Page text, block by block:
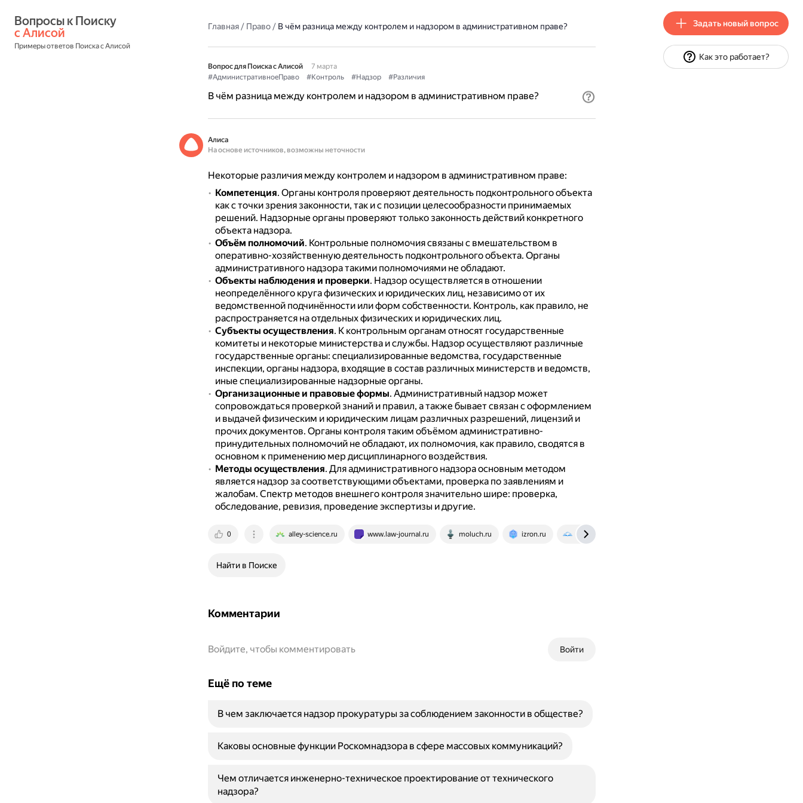
с Алисой
Примеры ответов Поиска с Алисой
Главная/ Право/ В чём разница между контролем и надзором в административном праве?
Вопрос для Поиска с Алисой
7 марта
#АдминистративноеПраво
#Контроль #Надзор #Различия
В чём разница между контролем и надзором в административном праве?
Алиса
На основе источников, возможны неточности
Некоторые различия между контролем и надзором в административном праве:
Компетенция. Органы контроля проверяют деятельность подконтрольного объекта
как с точки зрения законности, так и с позиции целесообразности принимаемых
решений. Надзорные органы проверяют только законность действий конкретного
объекта надзора.
Объём полномочий. Контрольные полномочия связаны с вмешательством в
оперативно-хозяйственную деятельность подконтрольного объекта. Органы
административного надзора такими полномочиями не обладают.
Объекты наблюдения и проверки. Надзор осуществляется в отношении
неопределённого круга физических и юридических лиц, независимо от их
ведомственной подчинённости или форм собственности. Контроль, как правило, не
распространяется на отдельных физических и юридических лиц.
Субъекты осуществления. К контрольным органам относят государственные
комитеты и некоторые министерства и службы. Надзор осуществляют различные
государственные органы: специализированные ведомства, государственные
инспекции, органы надзора, входящие в состав различных министерств и ведомств,
иные специализированные надзорные органы.
Организационные и правовые формы. Административный надзор может
сопровождаться проверкой знаний и правил, а также бывает связан с оформлением
и выдачей физическим и юридическим лицам различных разрешений, лицензий и
прочих документов. Органы контроля таким объёмом административно-
принудительных полномочий не обладают, их полномочия, как правило, сводятся в
основном к применению мер дисциплинарного воздействия.
Методы осуществления. Для административного надзора основным методом
является надзор за соответствующими объектами, проверка по заявлениям и
жалобам. Спектр методов внешнего контроля значительно шире: проверка,
обследование, ревизия, проведение экспертизы и другие.
0 alley-science.ru www.law-journal.ru moluch.ru izron.ru elib.fa.ru
Найти в Поиске
Комментарии
Войти
Войдите, чтобы комментировать
Ещё по теме
В чем заключается надзор прокуратуры за соблюдением законности в обществе?
Каковы основные функции Роскомнадзора в сфере массовых коммуникаций?
Чем отличается инженерно-техническое проектирование от технического
надзора?
Задать новый вопрос
Как это работает?